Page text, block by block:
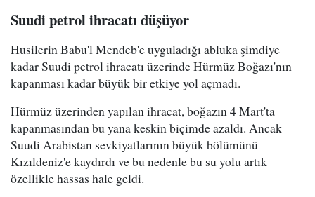
Suudi petrol ihracatı düşüyor
Husilerin Babu'l Mendeb'e uyguladığı abluka şimdiye
kadar Suudi petrol ihracatı üzerinde Hürmüz Boğazı'nın
kapanması kadar büyük bir etkiye yol açmadı.
Hürmüz üzerinden yapılan ihracat, boğazın 4 Mart'ta
kapanmasından bu yana keskin biçimde azaldı. Ancak
Suudi Arabistan sevkiyatlarının büyük bölümünü
Kızıldeniz'e kaydırdı ve bu nedenle bu su yolu artık
özellikle hassas hale geldi.